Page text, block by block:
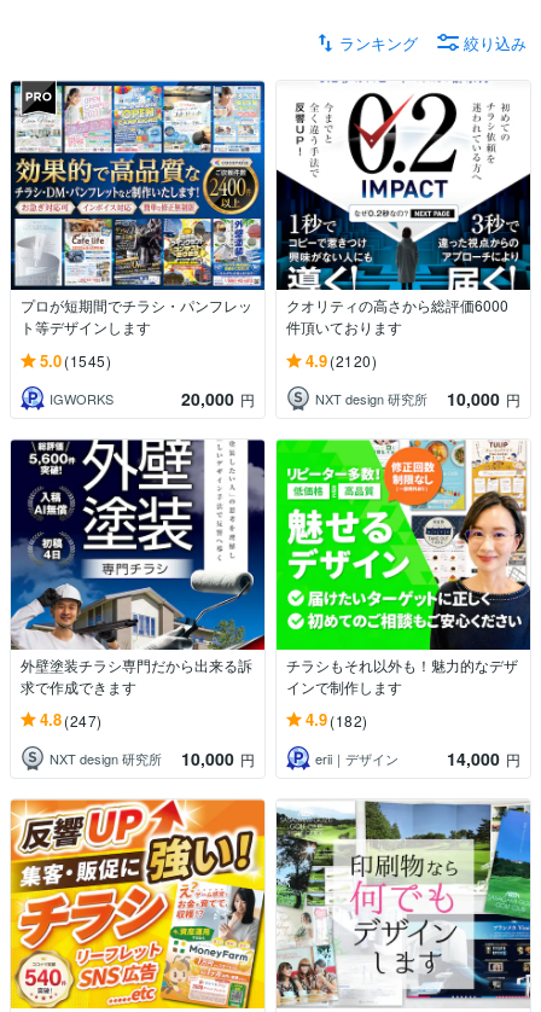
ランキング 絞り込み
プロが短期間でチラシ・パンフレッ
ト等デザインします
5.0(1545)
IGWORKS 20,000 円
クオリティの高さから総評価6000
件頂いております
4.9(2120)
NXT design 研究所 10,000 円
外壁塗装チラシ専門だから出来る訴
求で作成できます
4.8(247)
NXT design 研究所 10,000 円
チラシもそれ以外も！魅力的なデザ
インで制作します
4.9(182)
erii｜デザイン 14,000 円